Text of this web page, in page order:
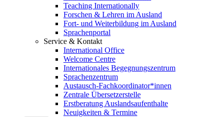
Teaching Internationally
Forschen & Lehren im Ausland
Fort- und Weiterbildung im Ausland
Sprachenportal
Service & Kontakt
International Office
Welcome Centre
Internationales Begegnungszentrum
Sprachenzentrum
Austausch-Fachkoordinator*innen
Zentrale Übersetzerstelle
Erstberatung Auslandsaufenthalte
Neuigkeiten & Termine